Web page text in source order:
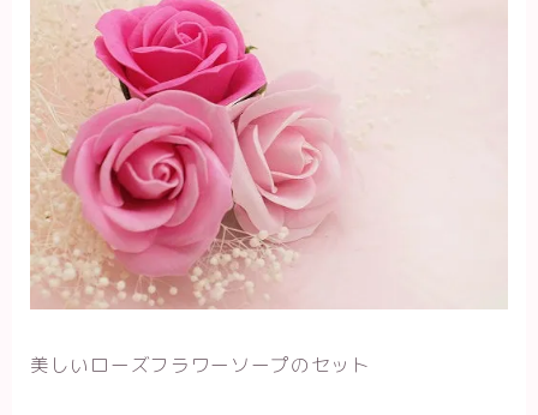
美しいローズフラワーソープのセット